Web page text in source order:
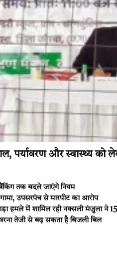
पर्यावरण और स्वास्थ्य को
तक बदले जाएंगे नियम
उपसरपंच से मारपीट का आरोप
में शामिल रही नक्सली मंजुला ने 15
तेजी से बढ़ सकता है बिजली बिल